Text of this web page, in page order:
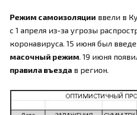
Режим самоизоляции ввели в
с 1 апреля из-за угрозы
коронавируса. 15 июня был
масочный режим. 19 июня
правила въезда в регион.